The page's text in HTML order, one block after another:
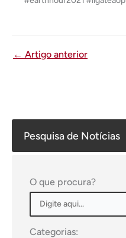
Pesquisa de Notícias
O que procura?
Categorias:
← Artigo anterior